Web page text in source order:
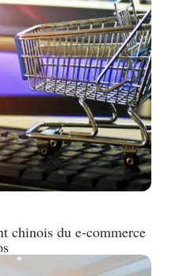
chinois du e-commerce